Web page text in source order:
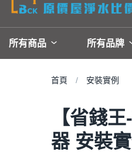
所有商品 所有品牌
首頁 安裝實例
【省錢
器 安裝